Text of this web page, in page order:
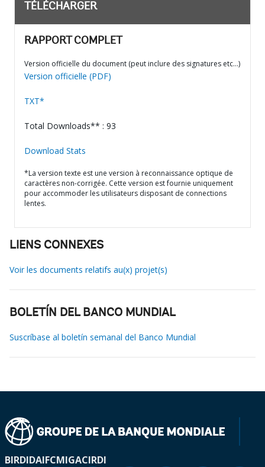
TÉLÉCHARGER
RAPPORT COMPLET
Version officielle du document (peut inclure des signatures etc…)
Version officielle (PDF)
TXT*
Total Downloads** : 93
Download Stats
*La version texte est une version à reconnaissance optique de
caractères non-corrigée. Cette version est fournie uniquement
pour accommoder les utilisateurs disposant de connections
lentes.
LIENS CONNEXES
Voir les documents relatifs au(x) projet(s)
BOLETÍN DEL BANCO MUNDIAL
Suscríbase al boletín semanal del Banco Mundial
BIRDIDAIFCMIGACIRDI